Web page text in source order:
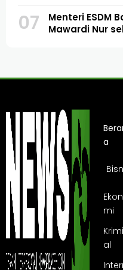
07
Menteri ESDM
Mawardi Nur
a
mi
al